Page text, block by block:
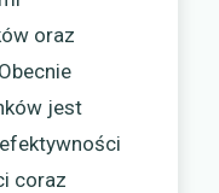
oraz
jest
coraz